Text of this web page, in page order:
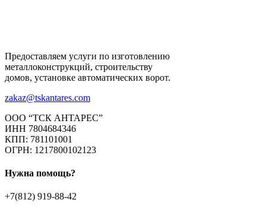
Предоставляем услуги по изготовлению
металлоконструкций, строительству
домов, установке автоматических ворот.
zakaz@tskantares.com
ООО “ТСК АНТАРЕС”
ИНН 7804684346
КПП: 781101001
ОГРН: 1217800102123
Нужна помощь?
+7(812) 919-88-42